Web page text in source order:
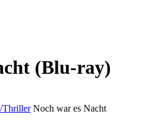
(Blu-ray)
Noch war es Nacht